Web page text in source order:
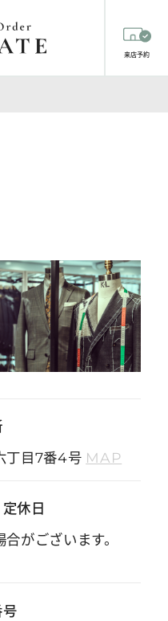
来店予約
丁目7番4号 MAP
定休日
がございます。
号